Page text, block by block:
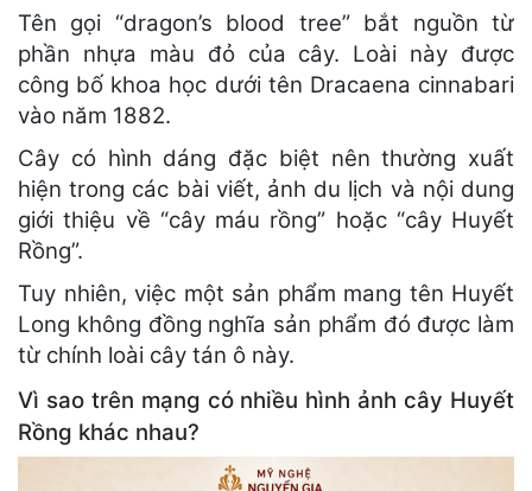
Tên gọi “dragon’s blood tree” bắt nguồn từ
phần nhựa màu đỏ của cây. Loài này được
công bố khoa học dưới tên Dracaena cinnabari
vào năm 1882.
Cây có hình dáng đặc biệt nên thường xuất
hiện trong các bài viết, ảnh du lịch và nội dung
giới thiệu về “cây máu rồng” hoặc “cây Huyết
Rồng”.
Tuy nhiên, việc một sản phẩm mang tên Huyết
Long không đồng nghĩa sản phẩm đó được làm
từ chính loài cây tán ô này.
Vì sao trên mạng có nhiều hình ảnh cây Huyết
Rồng khác nhau?